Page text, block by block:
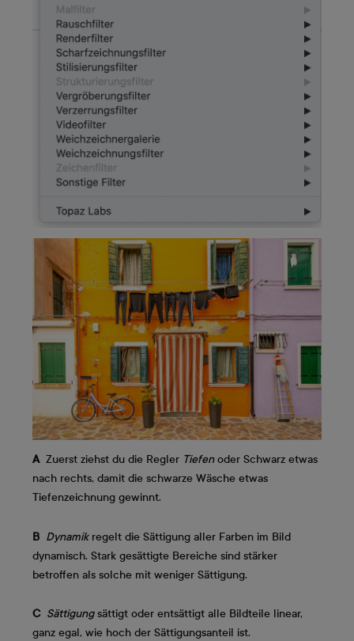
AZuerst ziehst du die Regler Tiefenoder Schwarz etwas
nach rechts, damit die schwarze Wäsche etwas
Tiefenzeichnung gewinnt.
B Dynamikregelt die Sättigung aller Farben im Bild
dynamisch. Stark gesättigte Bereiche sind stärker
betroffen als solche mit weniger Sättigung.
C Sättigungsättigt oder entsättigt alle Bildteile linear,
ganz egal, wie hoch der Sättigungsanteil ist.